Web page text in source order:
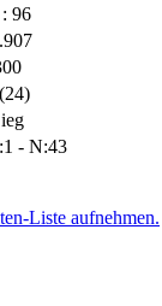
96
- N:43
Liste aufnehmen.